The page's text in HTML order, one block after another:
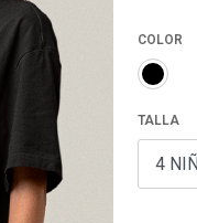
COLOR
TALLA